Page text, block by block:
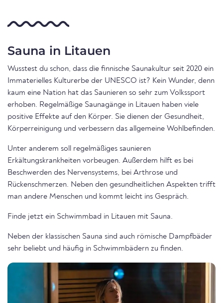
Sauna in Litauen
Wusstest du schon, dass die finnische Saunakultur seit 2020 ein
Immaterielles Kulturerbe der UNESCO ist? Kein Wunder, denn
kaum eine Nation hat das Saunieren so sehr zum Volkssport
erhoben. Regelmäßige Saunagänge in Litauen haben viele
positive Effekte auf den Körper. Sie dienen der Gesundheit,
Körperreinigung und verbessern das allgemeine Wohlbefinden.
Unter anderem soll regelmäßiges saunieren
Erkältungskrankheiten vorbeugen. Außerdem hilft es bei
Beschwerden des Nervensystems, bei Arthrose und
Rückenschmerzen. Neben den gesundheitlichen Aspekten trifft
man andere Menschen und kommt leicht ins Gespräch.
Finde jetzt ein Schwimmbad in Litauen mit Sauna.
Neben der klassischen Sauna sind auch römische Dampfbäder
sehr beliebt und häufig in Schwimmbädern zu finden.